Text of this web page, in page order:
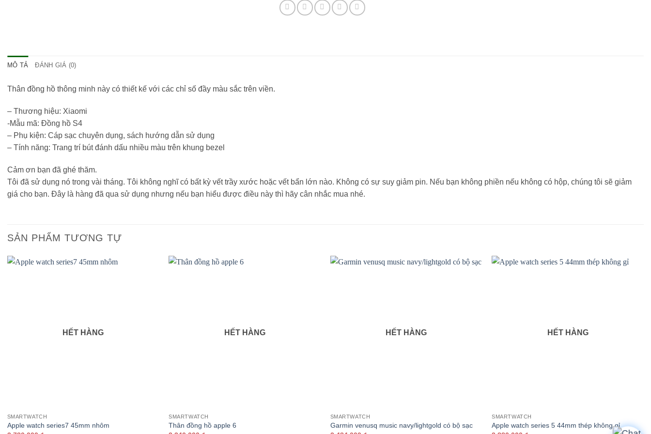
MÔ TẢ ĐÁNH GIÁ (0)
Thân đồng hồ thông minh này có thiết kế với các chỉ số đầy màu sắc trên viền.
– Thương hiệu: Xiaomi
-Mẫu mã: Đồng hồ S4
– Phụ kiện: Cáp sạc chuyên dụng, sách hướng dẫn sử dụng
– Tính năng: Trang trí bút đánh dấu nhiều màu trên khung bezel
Cảm ơn bạn đã ghé thăm.
Tôi đã sử dụng nó trong vài tháng. Tôi không nghĩ có bất kỳ vết trầy xước hoặc vết bẩn lớn nào. Không có sự suy giảm pin. Nếu bạn không phiền nếu không có hộp, chúng tôi sẽ giảm
giá cho bạn. Đây là hàng đã qua sử dụng nhưng nếu bạn hiểu được điều này thì hãy cân nhắc mua nhé.
SẢN PHẨM TƯƠNG TỰ
HẾT HÀNG
SMARTWATCH
Apple watch series7 45mm nhôm
HẾT HÀNG
SMARTWATCH
Thân đồng hồ apple 6
HẾT HÀNG
SMARTWATCH
Garmin venusq music navy/lightgold có bộ sạc
HẾT HÀNG
SMARTWATCH
Apple watch series 5 44mm thép không gỉ